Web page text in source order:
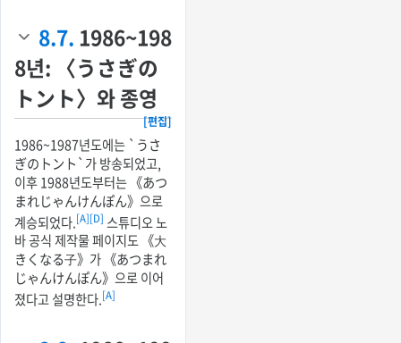
8.7. 1986~198
8년: 〈うさぎの
トント〉와 종영
[편집]
1986~1987년도에는 `うさ
ぎのトント`가 방송되었고,
이후 1988년도부터는 《あつ
まれじゃんけんぽん》으로
계승되었다.[A][D] 스튜디오 노
바 공식 제작물 페이지도 《大
きくなる子》가 《あつまれ
じゃんけんぽん》으로 이어
졌다고 설명한다.[A]